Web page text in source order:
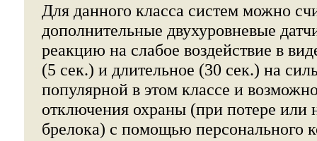
Для данного класса систем можно
дополнительные двухуровневые
реакцию на слабое воздействие в
(5 сек.) и длительное (30 сек.) на
популярной в этом классе и
отключения охраны (при потере или
брелока) с помощью персонального